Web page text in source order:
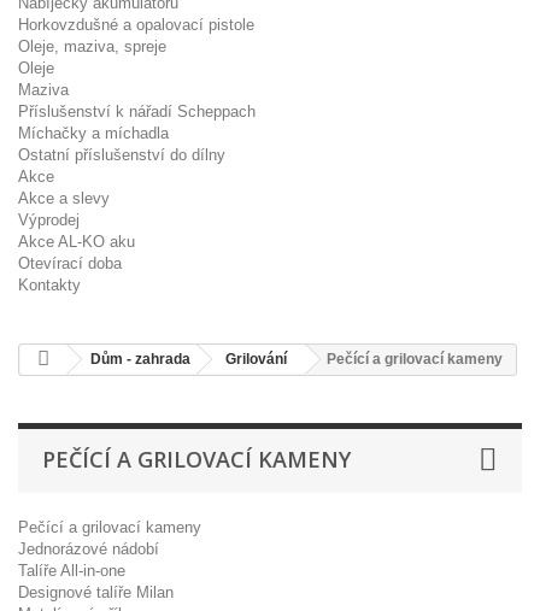
Horkovzdušné a opalovací pistole
Oleje, maziva, spreje
Oleje
Maziva
Příslušenství k nářadí Scheppach
Míchačky a míchadla
Ostatní příslušenství do dílny
Akce
Akce a slevy
Výprodej
Akce AL-KO aku
Otevírací doba
Kontakty
Dům - zahrada Grilování Pečící a grilovací kameny
PEČÍCÍ A GRILOVACÍ KAMENY
Pečící a grilovací kameny
Jednorázové nádobí
Talíře All-in-one
Designové talíře Milan